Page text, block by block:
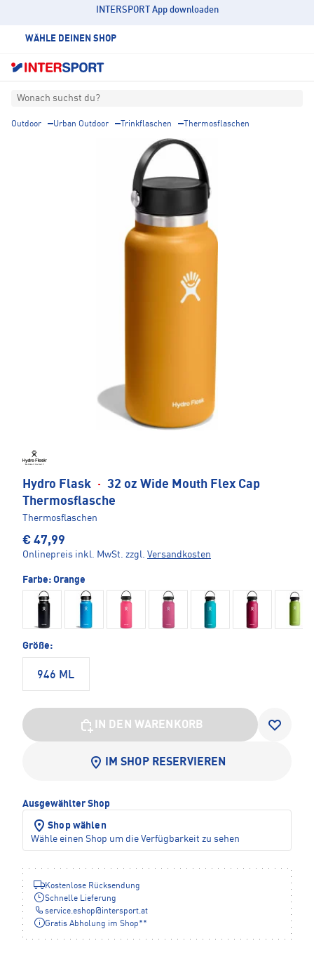
INTERSPORT App downloaden
WÄHLE DEINEN SHOP
Wonach suchst du?
Outdoor Urban Outdoor Trinkflaschen Thermosflaschen
Hydro Flask · 32 oz Wide Mouth Flex Cap
Thermosflasche
Thermosflaschen
€ 47,99
Onlinepreis inkl. MwSt. zzgl. Versandkosten
Farbe: Orange
Größe:
946 ML
IN DEN WARENKORB
IM SHOP RESERVIEREN
Ausgewählter Shop
Shop wählen
Wähle einen Shop um die Verfügbarkeit zu sehen
Kostenlose Rücksendung
Schnelle Lieferung
service.eshop@intersport.at
Gratis Abholung im Shop**